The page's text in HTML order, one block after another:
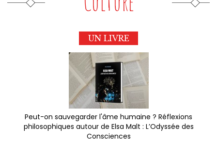
UN LIVRE
Peut-on sauvegarder l'âme humaine ? Réflexions
philosophiques autour de Elsa Malt : L’Odyssée des
Consciences